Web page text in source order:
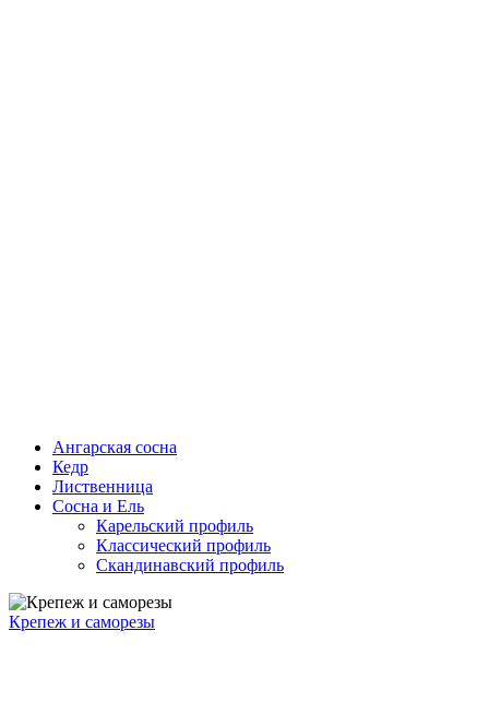
Ангарская сосна
Кедр
Лиственница
Сосна и Ель
Карельский профиль
Классический профиль
Скандинавский профиль
Крепеж и саморезы